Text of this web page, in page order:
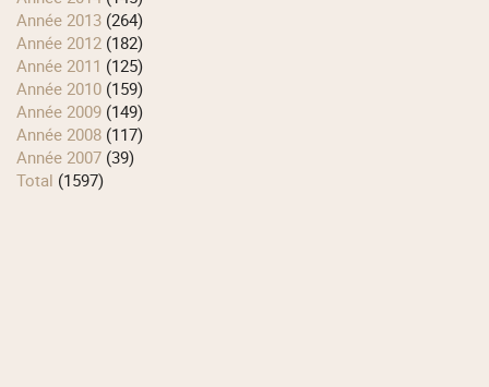
année 2013 (264)
année 2012 (182)
année 2011 (125)
année 2010 (159)
année 2009 (149)
année 2008 (117)
année 2007 (39)
total (1597)